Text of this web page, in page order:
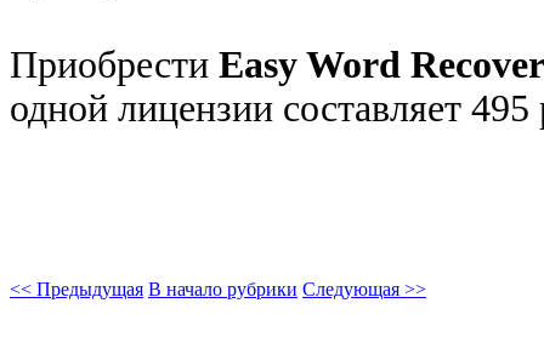
Приобрести Easy Word
одной лицензии составляет 495
<< Предыдущая В начало рубрики Следующая >>